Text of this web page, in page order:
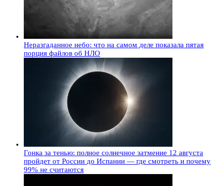
Неразгаданное небо: что на самом деле показала пятая
порция файлов об НЛО
Гонка за тенью: полное солнечное затмение 12 августа
пройдет от России до Испании — где смотреть и почему
99% не считаются